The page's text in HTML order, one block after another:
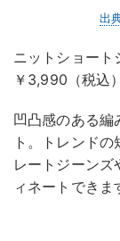
出
ニットショート
￥3,990（税込）
凹凸感のある編
ト。トレンド
レートジーン
ィネートできま